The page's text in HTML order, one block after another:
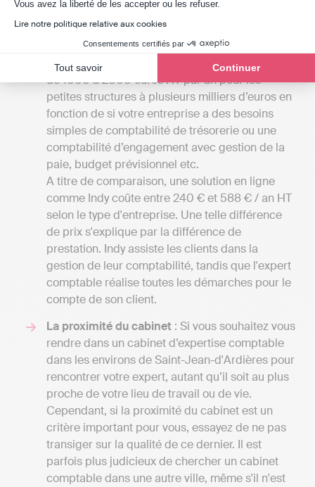
Vous avez la liberté de les accepter ou les refuser.
Lire notre politique relative aux cookies
Consentements certifiés par
Tout savoir Continuer
permettra de voir ce qui se fait à Saint-Jean-
d'Ardières !
Comparer les tarifs: Les tarifs de cabinets
d’expertise comptable en France peuvent aller
de 1000 à 2000 euros HT par an pour les
petites structures à plusieurs milliers d’euros en
fonction de si votre entreprise a des besoins
simples de comptabilité de trésorerie ou une
comptabilité d’engagement avec gestion de la
paie, budget prévisionnel etc.
A titre de comparaison, une solution en ligne
comme Indy coûte entre 240 € et 588 € / an HT
selon le type d'entreprise. Une telle différence
de prix s'explique par la différence de
prestation. Indy assiste les clients dans la
gestion de leur comptabilité, tandis que l'expert
comptable réalise toutes les démarches pour le
compte de son client.
La proximité du cabinet : Si vous souhaitez vous
rendre dans un cabinet d’expertise comptable
dans les environs de Saint-Jean-d'Ardières pour
rencontrer votre expert, autant qu’il soit au plus
proche de votre lieu de travail ou de vie.
Cependant, si la proximité du cabinet est un
critère important pour vous, essayez de ne pas
transiger sur la qualité de ce dernier. Il est
parfois plus judicieux de chercher un cabinet
comptable dans une autre ville, même s'il n'est